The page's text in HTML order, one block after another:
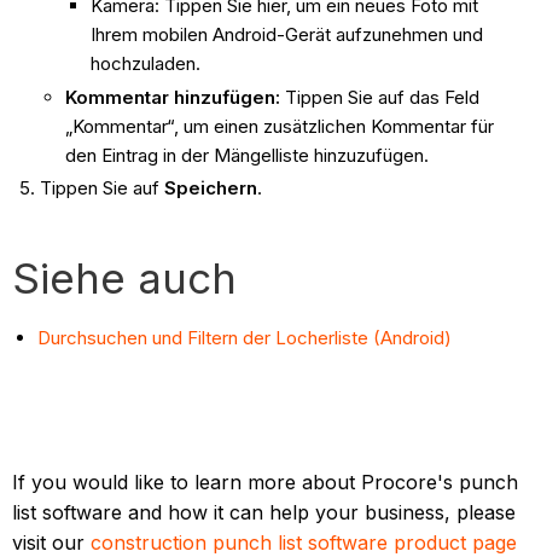
Kamera: Tippen Sie hier, um ein neues Foto mit
Ihrem mobilen Android-Gerät aufzunehmen und
hochzuladen.
Kommentar hinzufügen: Tippen Sie auf das Feld
„Kommentar“, um einen zusätzlichen Kommentar für
den Eintrag in der Mängelliste hinzuzufügen.
Tippen Sie auf Speichern.
Siehe auch
Durchsuchen und Filtern der Locherliste (Android)
If you would like to learn more about Procore's punch
list software and how it can help your business, please
visit ourconstruction punch list software product page